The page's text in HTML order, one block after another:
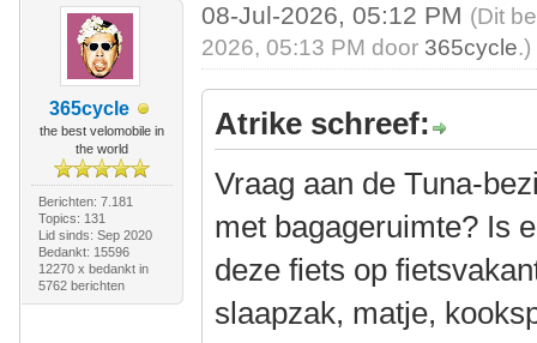
365cycle
the best velomobile in
the world
Berichten: 7.181
Topics: 131
Lid sinds: Sep 2020
Bedankt: 15596
12270 x bedankt in
5762 berichten
08-Jul-2026, 05:12 PM (Dit
2026, 05:13 PM door 365cycle.)
Atrike schreef:
Vraag aan de Tuna-
met bagageruimte? Is
deze fiets op
slaapzak, matje,